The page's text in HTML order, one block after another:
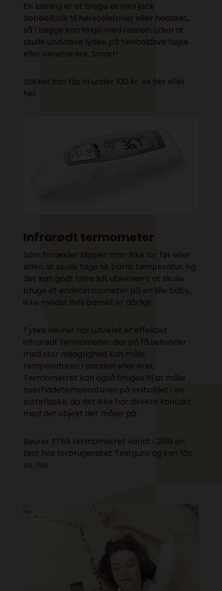
En løsning er at bruge et mini jack
dobbeltstik til høretelefoner eller headset,
så I begge kan følge med i serien, uden at
skulle undvære lyden på henholdsvis højre
eller venstre øre. Smart!
Stikket kan fås til under 100 kr. ex her eller
her.
Infrarødt termometer
Som forælder slipper man ikke for før eller
siden at skulle tage sit barns temperatur, og
det kan godt føles lidt ubekvemt at skulle
bruge et endetermometer på en lille baby,
ikke mindst hvis barnet er dårligt.
Tyske Beurer har udviklet et effektivt
infrarødt termometer, der på få sekunder
med stor nøjagtighed kan måle
temperaturen i panden eller øret.
Termometret kan også bruges til at måle
overfladetemperaturen på indholdet i en
sutteflaske, da det ikke har direkte kontakt
med det objekt det måler på.
Beurer FT65 termometret vandt i 2016 en
test hos forbrugersitet Testguro og kan fås
ex. her